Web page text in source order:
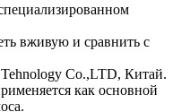
вживую и сравнить с
Co.,LTD, Китай.
как основной